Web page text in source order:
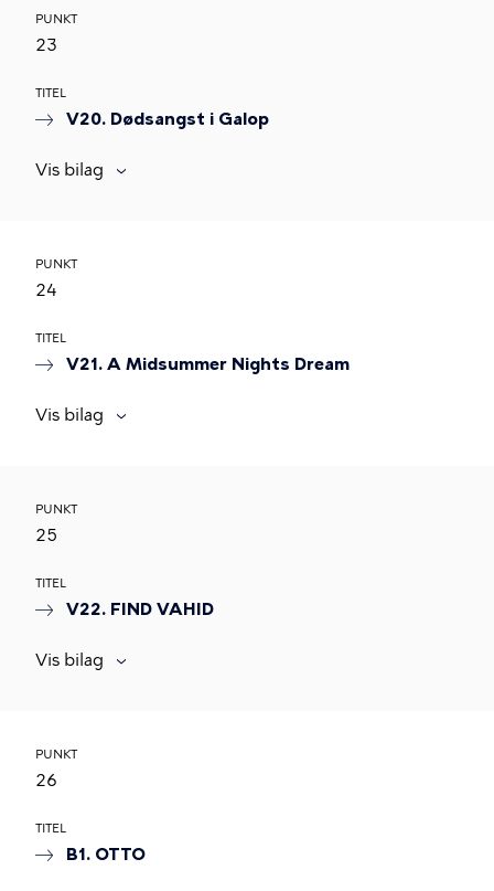
PUNKT
23
TITEL
V20. Dødsangst i Galop
Vis bilag
PUNKT
24
TITEL
V21. A Midsummer Nights Dream
Vis bilag
PUNKT
25
TITEL
V22. FIND VAHID
Vis bilag
PUNKT
26
TITEL
B1. OTTO